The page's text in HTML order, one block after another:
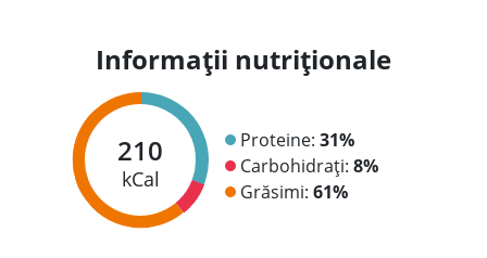
Informații nutriționale
210
kCal
Proteine: 31%
Carbohidrați: 8%
Grăsimi: 61%